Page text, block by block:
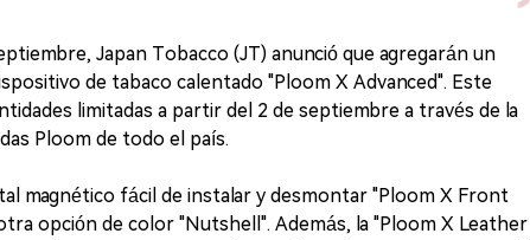
Japan Tobacco (JT) anunció que agregarán un
de tabaco calentado "Ploom X Advanced". Este
limitadas a partir del 2 de septiembre a través de la
Ploom de todo el país.
magnético fácil de instalar y desmontar "Ploom X Front
opción de color "Nutshell". Además, la "Ploom X Leather